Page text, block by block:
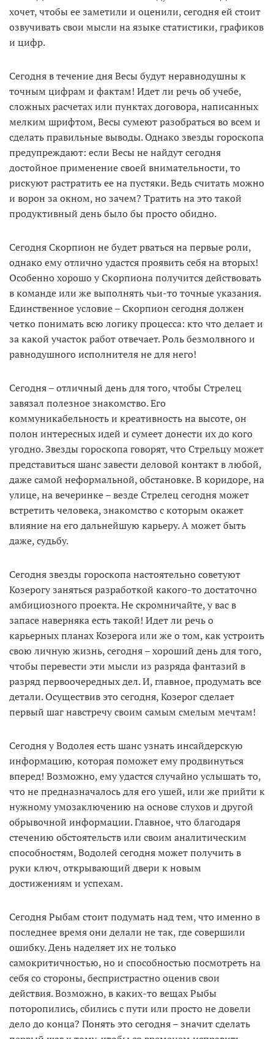
хочет, чтобы ее заметили и оценили, сегодня ей стоит
озвучивать свои мысли на языке статистики, графиков
и цифр.
Сегодня в течение дня Весы будут неравнодушны к
точным цифрам и фактам! Идет ли речь об учебе,
сложных расчетах или пунктах договора, написанных
мелким шрифтом, Весы сумеют разобраться во всем и
сделать правильные выводы. Однако звезды гороскопа
предупреждают: если Весы не найдут сегодня
достойное применение своей внимательности, то
рискуют растратить ее на пустяки. Ведь считать можно
и ворон за окном, но зачем? Тратить на это такой
продуктивный день было бы просто обидно.
Сегодня Скорпион не будет рваться на первые роли,
однако ему отлично удастся проявить себя на вторых!
Особенно хорошо у Скорпиона получится действовать
в команде или же выполнять чьи-то точные указания.
Единственное условие – Скорпион сегодня должен
четко понимать всю логику процесса: кто что делает и
за какой участок работ отвечает. Роль безмолвного и
равнодушного исполнителя не для него!
Сегодня – отличный день для того, чтобы Стрелец
завязал полезное знакомство. Его
коммуникабельность и креативность на высоте, он
полон интересных идей и сумеет донести их до кого
угодно. Звезды гороскопа говорят, что Стрельцу может
представиться шанс завести деловой контакт в любой,
даже самой неформальной, обстановке. В коридоре, на
улице, на вечеринке – везде Стрелец сегодня может
встретить человека, знакомство с которым окажет
влияние на его дальнейшую карьеру. А может быть
даже, судьбу.
Сегодня звезды гороскопа настоятельно советуют
Козерогу заняться разработкой какого-то достаточно
амбициозного проекта. Не скромничайте, у вас в
запасе наверняка есть такой! Идет ли речь о
карьерных планах Козерога или же о том, как устроить
свою личную жизнь, сегодня – хороший день для того,
чтобы перевести эти мысли из разряда фантазий в
разряд первоочередных дел. И, главное, продумать все
детали. Осуществив это сегодня, Козерог сделает
первый шаг навстречу своим самым смелым мечтам!
Сегодня у Водолея есть шанс узнать инсайдерскую
информацию, которая поможет ему продвинуться
вперед! Возможно, ему удастся случайно услышать то,
что не предназначалось для его ушей, или же прийти к
нужному умозаключению на основе слухов и другой
обрывочной информации. Главное, что благодаря
стечению обстоятельств или своим аналитическим
способностям, Водолей сегодня может получить в
руки ключ, открывающий двери к новым
достижениям и успехам.
Сегодня Рыбам стоит подумать над тем, что именно в
последнее время они делали не так, где совершили
ошибку. День наделяет их не только
самокритичностью, но и способностью посмотреть на
себя со стороны, беспристрастно оценив свои
действия. Возможно, в каких-то вещах Рыбы
поторопились, сбились с пути или просто не довели
дело до конца? Понять это сегодня – значит сделать